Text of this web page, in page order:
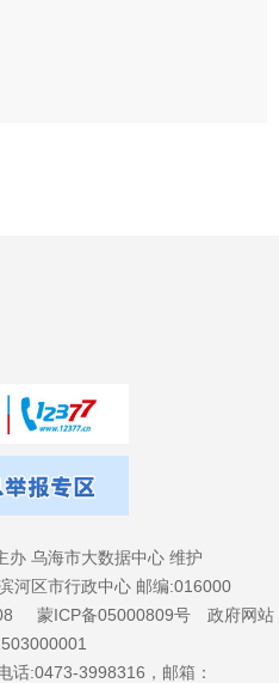
办 乌海市大数据中心 维护
河区市行政中心 邮编:016000
蒙ICP备05000809号
政府网站
话:0473-3998316，邮箱：